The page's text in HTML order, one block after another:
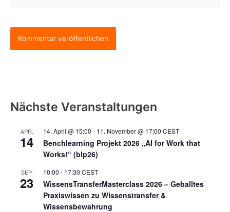
Nächste Veranstaltungen
APR.
14
14. April @ 15:00 - 11. November @ 17:00 CEST
Benchlearning Projekt 2026 „AI for Work that
Works!“ (blp26)
SEP.
23
10:00 - 17:30 CEST
WissensTransferMasterclass 2026 – Geballtes
Praxiswissen zu Wissenstransfer &
Wissensbewahrung